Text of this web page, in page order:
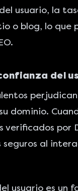
usuario, la
o blog, lo que
del
dominio.
verificados por
seguros al
usuario es un